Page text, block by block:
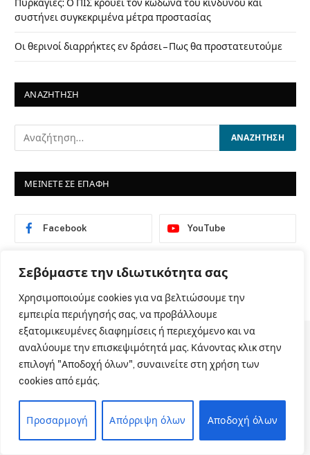
Σεβόμαστε την ιδιωτικότητα σας
Χρησιμοποιούμε cookies για να βελτιώσουμε την
εμπειρία περιήγησής σας, να προβάλλουμε
εξατομικευμένες διαφημίσεις ή περιεχόμενο και να
αναλύουμε την επισκεψιμότητά μας. Κάνοντας κλικ στην
επιλογή "Αποδοχή όλων", συναινείτε στη χρήση των
cookies από εμάς.
Προσαρμογή Απόρριψη όλων Αποδοχή όλων
Πυρκαγιές: Ο ΠΙΣ κρούει τον κώδωνα του κινδύνου και
συστήνει συγκεκριμένα μέτρα προστασίας
Οι θερινοί διαρρήκτες εν δράσει – Πως θα προστατευτούμε
ΑΝΑΖΗΤΗΣΗ
ΜΕΙΝΕΤΕ ΣΕ ΕΠΑΦΗ
Facebook YouTube
ΤΑΥΤΟΤΗΤΑ